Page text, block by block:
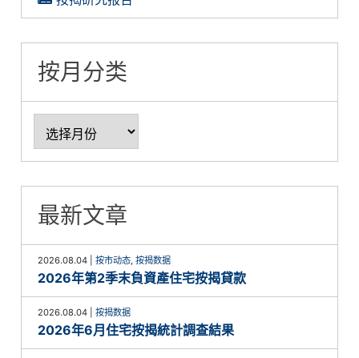
按月分类
最新文章
2026.08.04 |按市动态,按揭数据
2026年第2季末負資產住宅按揭貸款
2026.08.04 |按揭数据
2026年6月住宅按揭統計調查結果